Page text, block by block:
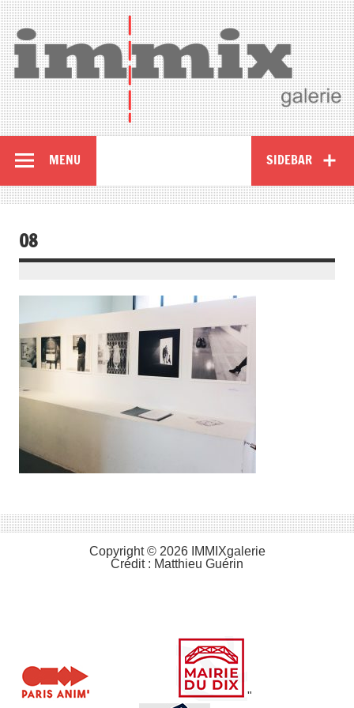
SIDEBAR
MENU
08
Copyright © 2026 IMMIXgalerie
Crédit : Matthieu Guérin
"